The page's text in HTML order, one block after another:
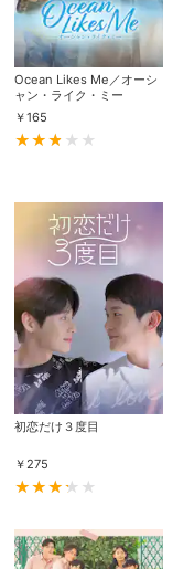
視聴デバイス一覧
パスコード設定
メルマガ
定額見放題解約
Ocean Likes Me／オーシ
ャン・ライク・ミー
￥165
初恋だけ３度目
￥275